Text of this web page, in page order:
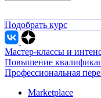
Подобрать курс
Мастер-классы и
Повышение
Профессиональная
Marketplace